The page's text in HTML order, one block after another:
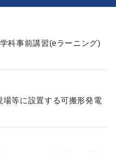
科事前講習(eラーニング)
場等に設置する可搬形発電